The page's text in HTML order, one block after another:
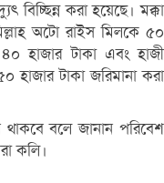
বিচ্ছিন্ন করা হয়েছে। মক্কা
অটো রাইস মিলকে ৫০
হাজার টাকা এবং হাজী
টাকা জরিমানা করা
বলে জানান পরিবেশ
কলি।